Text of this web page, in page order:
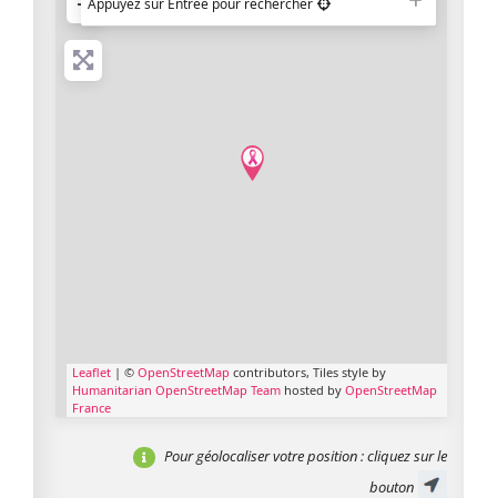
Appuyez sur Entrée pour rechercher
Leaflet | © OpenStreetMap contributors, Tiles style by
Humanitarian OpenStreetMap Team hosted by OpenStreetMap
France
Pour géolocaliser votre position: cliquez sur le
bouton